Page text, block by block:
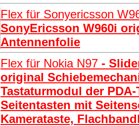
Flex für Sonyericsson
SonyEricsson W960i
Antennenfolie
Flex für Nokia N97 -
original
Tastaturmodul der
Seitentasten mit
Kamerataste,